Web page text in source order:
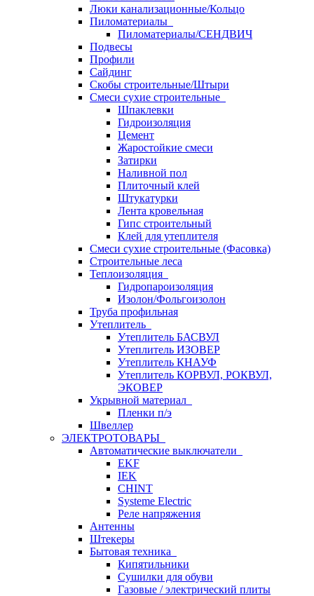
Люки канализационные/Кольцо
Пиломатериалы
Пиломатериалы/СЕНДВИЧ
Подвесы
Профили
Сайдинг
Скобы строительные/Штыри
Смеси сухие строительные
Шпаклевки
Гидроизоляция
Цемент
Жаростойкие смеси
Затирки
Наливной пол
Плиточный клей
Штукатурки
Лента кровельная
Гипс строительный
Клей для утеплителя
Смеси сухие строительные (Фасовка)
Строительные леса
Теплоизоляция
Гидропароизоляция
Изолон/Фольгоизолон
Труба профильная
Утеплитель
Утеплитель БАСВУЛ
Утеплитель ИЗОВЕР
Утеплитель КНАУФ
Утеплитель КОРВУЛ, РОКВУЛ,
ЭКОВЕР
Укрывной материал
Пленки п/э
Швеллер
ЭЛЕКТРОТОВАРЫ
Автоматические выключатели
EKF
IEK
CHINT
Systeme Electric
Реле напряжения
Антенны
Штекеры
Бытовая техника
Кипятильники
Сушилки для обуви
Газовые / электрический плиты